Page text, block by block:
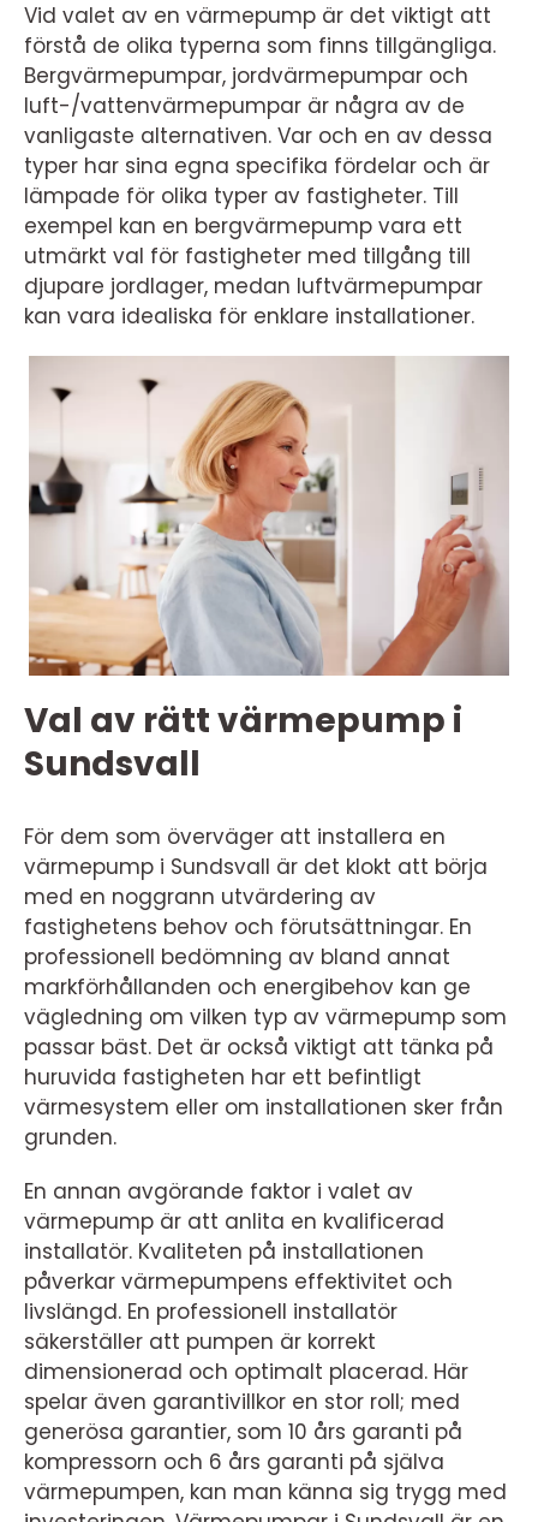
Vid valet av en värmepump är det viktigt att
förstå de olika typerna som finns tillgängliga.
Bergvärmepumpar, jordvärmepumpar och
luft-/vattenvärmepumpar är några av de
vanligaste alternativen. Var och en av dessa
typer har sina egna specifika fördelar och är
lämpade för olika typer av fastigheter. Till
exempel kan en bergvärmepump vara ett
utmärkt val för fastigheter med tillgång till
djupare jordlager, medan luftvärmepumpar
kan vara idealiska för enklare installationer.
Val av rätt värmepump i
Sundsvall
För dem som överväger att installera en
värmepump i Sundsvall är det klokt att börja
med en noggrann utvärdering av
fastighetens behov och förutsättningar. En
professionell bedömning av bland annat
markförhållanden och energibehov kan ge
vägledning om vilken typ av värmepump som
passar bäst. Det är också viktigt att tänka på
huruvida fastigheten har ett befintligt
värmesystem eller om installationen sker från
grunden.
En annan avgörande faktor i valet av
värmepump är att anlita en kvalificerad
installatör. Kvaliteten på installationen
påverkar värmepumpens effektivitet och
livslängd. En professionell installatör
säkerställer att pumpen är korrekt
dimensionerad och optimalt placerad. Här
spelar även garantivillkor en stor roll; med
generösa garantier, som 10 års garanti på
kompressorn och 6 års garanti på själva
värmepumpen, kan man känna sig trygg med